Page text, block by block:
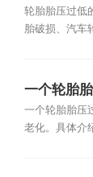
轮胎胎压过低
胎破损、汽车
一个轮胎
一个轮胎胎压
老化。具体介